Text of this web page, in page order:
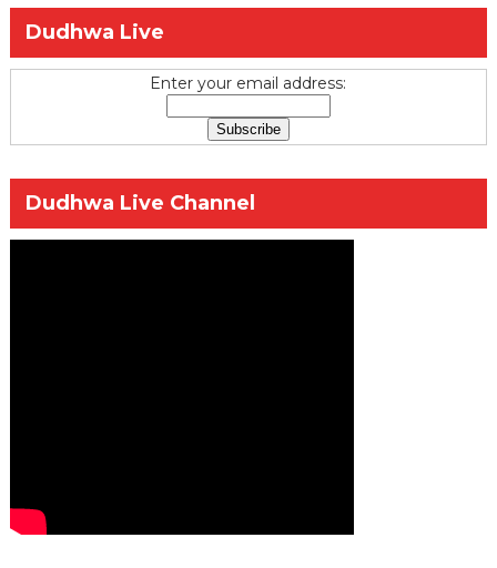
Dudhwa Live
Enter your email address:
Dudhwa Live Channel